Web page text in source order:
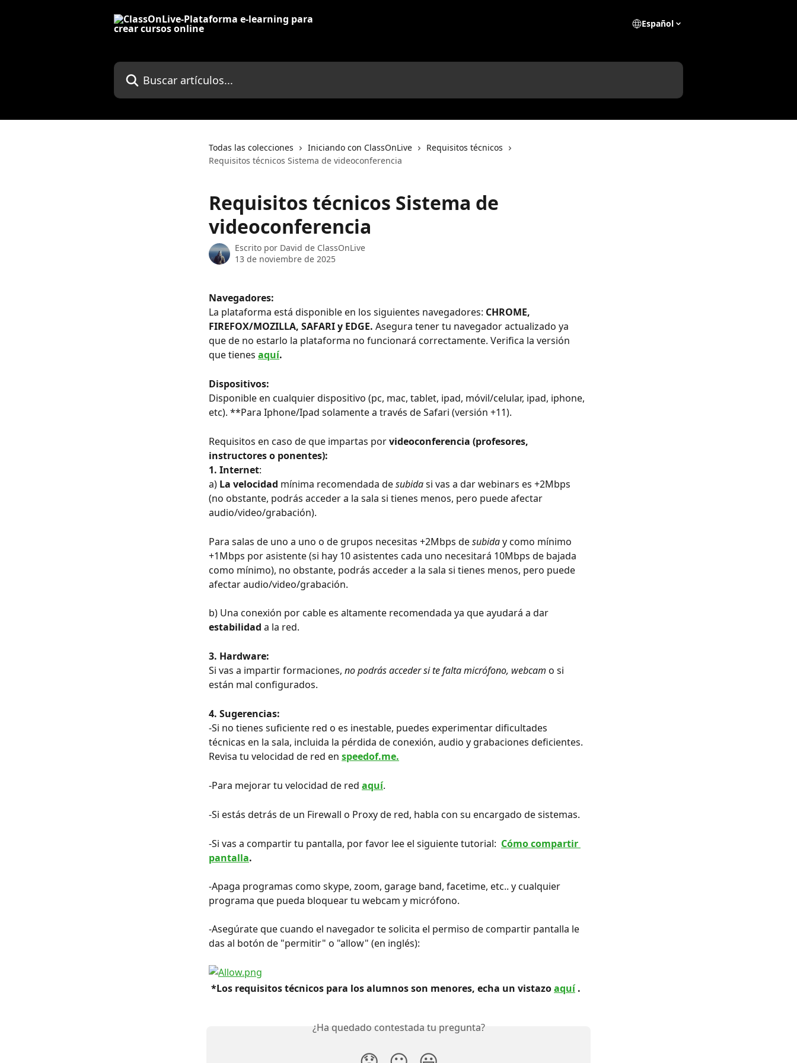
Español
Buscar artículos...
Todas las colecciones Iniciando con ClassOnLive
Requisitos técnicos
Requisitos técnicos Sistema de videoconferencia
Requisitos técnicos Sistema de
videoconferencia
Escrito por David de ClassOnLive
13 de noviembre de 2025
Navegadores:
La plataforma está disponible en los siguientes navegadores: CHROME,
FIREFOX/MOZILLA, SAFARI y EDGE. Asegura tener tu navegador actualizado ya
que de no estarlo la plataforma no funcionará correctamente. Verifica la versión
que tienes aquí.
Dispositivos:
Disponible en cualquier dispositivo (pc, mac, tablet, ipad, móvil/celular, ipad, iphone,
etc). **Para Iphone/Ipad solamente a través de Safari (versión +11).
Requisitos en caso de que impartas por videoconferencia (profesores,
instructores o ponentes):
1. Internet:
a) La velocidad mínima recomendada de subida si vas a dar webinars es +2Mbps
(no obstante, podrás acceder a la sala si tienes menos, pero puede afectar
audio/video/grabación).
Para salas de uno a uno o de grupos necesitas +2Mbps de subida y como mínimo
+1Mbps por asistente (si hay 10 asistentes cada uno necesitará 10Mbps de bajada
como mínimo), no obstante, podrás acceder a la sala si tienes menos, pero puede
afectar audio/video/grabación.
b) Una conexión por cable es altamente recomendada ya que ayudará a dar
estabilidad a la red.
3. Hardware:
Si vas a impartir formaciones, no podrás acceder si te falta micrófono, webcam o si
están mal configurados.
4. Sugerencias:
-Si no tienes suficiente red o es inestable, puedes experimentar dificultades
técnicas en la sala, incluida la pérdida de conexión, audio y grabaciones deficientes.
Revisa tu velocidad de red en speedof.me.
-Para mejorar tu velocidad de red aquí.
-Si estás detrás de un Firewall o Proxy de red, habla con su encargado de sistemas.
-Si vas a compartir tu pantalla, por favor lee el siguiente tutorial: Cómo compartir
pantalla.
-Apaga programas como skype, zoom, garage band, facetime, etc.. y cualquier
programa que pueda bloquear tu webcam y micrófono.
-Asegúrate que cuando el navegador te solicita el permiso de compartir pantalla le
das al botón de "permitir" o "allow" (en inglés):
*Los requisitos técnicos para los alumnos son menores, echa un vistazo aquí .
¿Ha quedado contestada tu pregunta?